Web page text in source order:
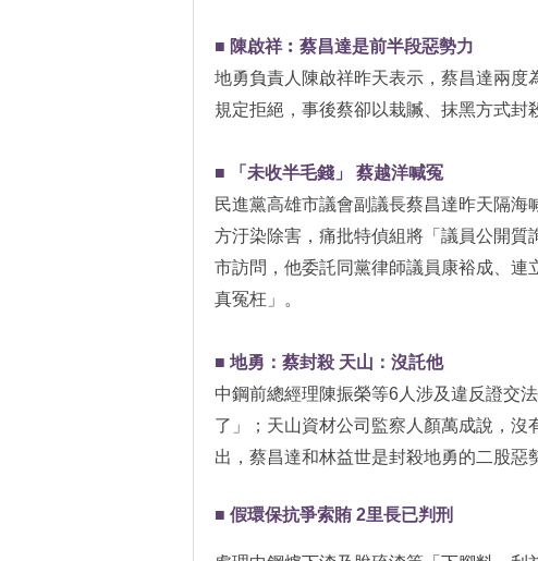
■ 陳啟祥︰蔡昌達是前半段惡勢力
地勇負責人陳啟祥昨天表示，蔡昌達兩
規定拒絕，事後蔡卻以栽贓、抹黑方式封
■ 「未收半毛錢」 蔡越洋喊冤
民進黨高雄市議會副議長蔡昌達昨天隔
方汙染除害，痛批特偵組將「議員公開
市訪問，他委託同黨律師議員康裕成、連
真冤枉」。
■ 地勇：蔡封殺 天山：沒託他
中鋼前總經理陳振榮等6人涉及違反證交法
了」；天山資材公司監察人顏萬成說，
出，蔡昌達和林益世是封殺地勇的二股惡
■ 假環保抗爭索賄 2里長已判刑